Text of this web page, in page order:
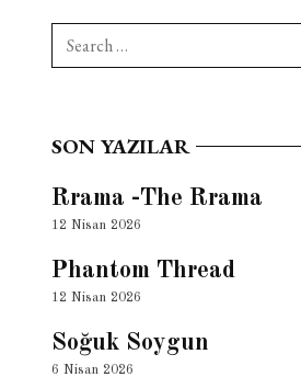
Search
for:
SON YAZILAR
Rrama -The Rrama
12 Nisan 2026
Phantom Thread
12 Nisan 2026
Soğuk Soygun
6 Nisan 2026